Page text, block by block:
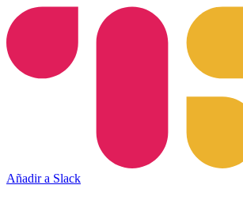
Añadir a Slack